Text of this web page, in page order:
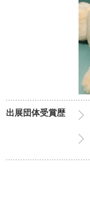
出展団体受賞歴